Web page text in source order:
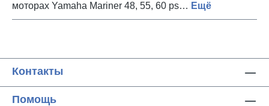
моторах Yamaha Mariner 48, 55, 60 ps… Ещё
Контакты
Помощь